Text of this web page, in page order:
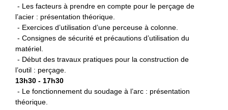
- Les facteurs à prendre en compte pour le perçage de
l’acier : présentation théorique.
- Exercices d’utilisation d’une perceuse à colonne.
- Consignes de sécurité et précautions d’utilisation du
matériel.
- Début des travaux pratiques pour la construction de
l’outil : perçage.
13h30 - 17h30
- Le fonctionnement du soudage à l’arc : présentation
théorique.